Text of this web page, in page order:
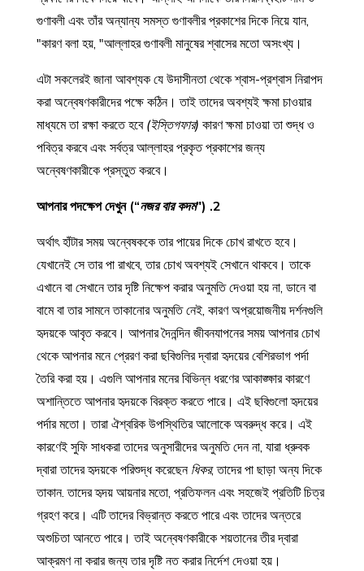
গুণাবলী এবং তাঁর অন্যান্য সমস্ত গুণাবলীর প্রকাশের দিকে নিয়ে যান,
কারণ বলা হয়, "আল্লাহর গুণাবলী মানুষের শ্বাসের মতো অসংখ্য।"
এটা সকলেরই জানা আবশ্যক যে উদাসীনতা থেকে শ্বাস-প্রশ্বাস নিরাপদ
করা অন্বেষণকারীদের পক্ষে কঠিন। তাই তাদের অবশ্যই ক্ষমা চাওয়ার
মাধ্যমে তা রক্ষা করতে হবে(ইস্তিগফার) কারণ ক্ষমা চাওয়া তা শুদ্ধ ও
পবিত্র করবে এবং সর্বত্র আল্লাহর প্রকৃত প্রকাশের জন্য
অন্বেষণকারীকে প্রস্তুত করবে।
2. আপনার পদক্ষেপ দেখুন (“
নজর বার কদম")
অর্থাৎ হাঁটার সময় অন্বেষককে তার পায়ের দিকে চোখ রাখতে হবে।
যেখানেই সে তার পা রাখবে, তার চোখ অবশ্যই সেখানে থাকবে। তাকে
এখানে বা সেখানে তার দৃষ্টি নিক্ষেপ করার অনুমতি দেওয়া হয় না, ডানে বা
বামে বা তার সামনে তাকানোর অনুমতি নেই, কারণ অপ্রয়োজনীয় দর্শনগুলি
হৃদয়কে আবৃত করবে। আপনার দৈনন্দিন জীবনযাপনের সময় আপনার চোখ
থেকে আপনার মনে প্রেরণ করা ছবিগুলির দ্বারা হৃদয়ের বেশিরভাগ পর্দা
তৈরি করা হয়। এগুলি আপনার মনের বিভিন্ন ধরণের আকাঙ্ক্ষার কারণে
অশান্তিতে আপনার হৃদয়কে বিরক্ত করতে পারে। এই ছবিগুলো হৃদয়ের
পর্দার মতো। তারা ঐশ্বরিক উপস্থিতির আলোকে অবরুদ্ধ করে। এই
কারণেই সুফি সাধকরা তাদের অনুসারীদের অনুমতি দেন না, যারা ধ্রুবক
দ্বারা তাদের হৃদয়কে পরিশুদ্ধ করেছেনধিকর, তাদের পা ছাড়া অন্য দিকে
তাকান. তাদের হৃদয় আয়নার মতো, প্রতিফলন এবং সহজেই প্রতিটি চিত্র
গ্রহণ করে। এটি তাদের বিভ্রান্ত করতে পারে এবং তাদের অন্তরে
অশুচিতা আনতে পারে। তাই অন্বেষণকারীকে শয়তানের তীর দ্বারা
আক্রমণ না করার জন্য তার দৃষ্টি নত করার নির্দেশ দেওয়া হয়।